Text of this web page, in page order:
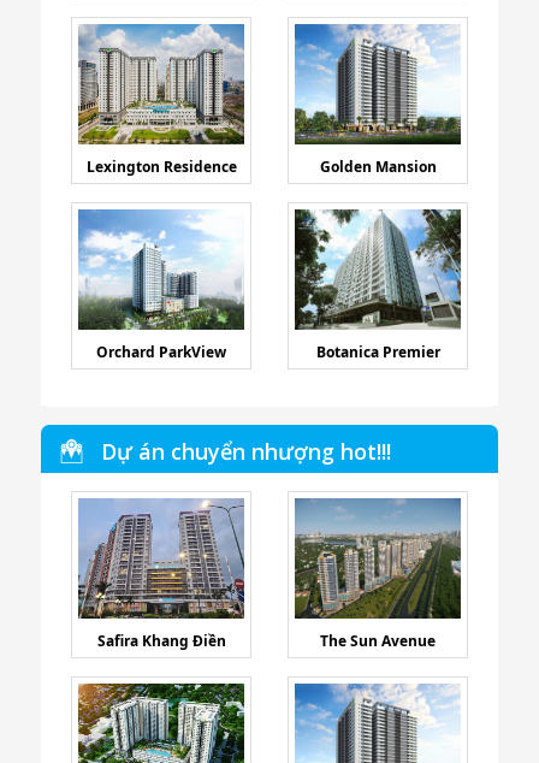
Lexington Residence Golden Mansion
Orchard ParkView Botanica Premier
Dự án chuyển nhượng hot!!!
Safira Khang Điền The Sun Avenue